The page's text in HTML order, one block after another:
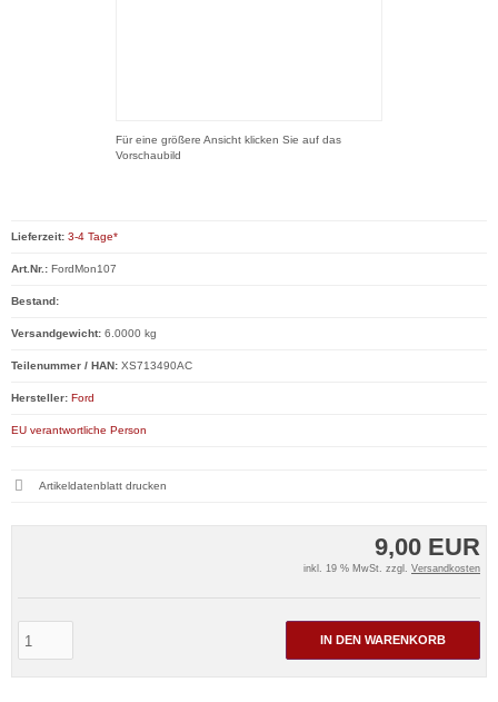
Für eine größere Ansicht klicken Sie auf das
Vorschaubild
9,00 EUR
inkl. 19 % MwSt. zzgl. Versandkosten
IN DEN WARENKORB
Lieferzeit: 3-4 Tage*
Art.Nr.: FordMon107
Bestand:
Versandgewicht: 6.0000 kg
Teilenummer / HAN: XS713490AC
Hersteller: Ford
EU verantwortliche Person
Artikeldatenblatt drucken